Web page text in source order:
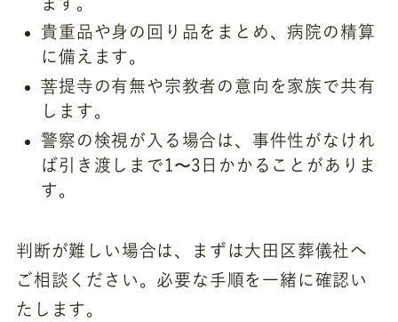
貴重品や身の回り品をまとめ、病院の精算
に備えます。
菩提寺の有無や宗教者の意向を家族で共有
します。
警察の検視が入る場合は、事件性がなけれ
ば引き渡しまで1〜3日かかることがありま
す。
判断が難しい場合は、まずは大田区葬儀社へ
ご相談ください。必要な手順を一緒に確認い
たします。